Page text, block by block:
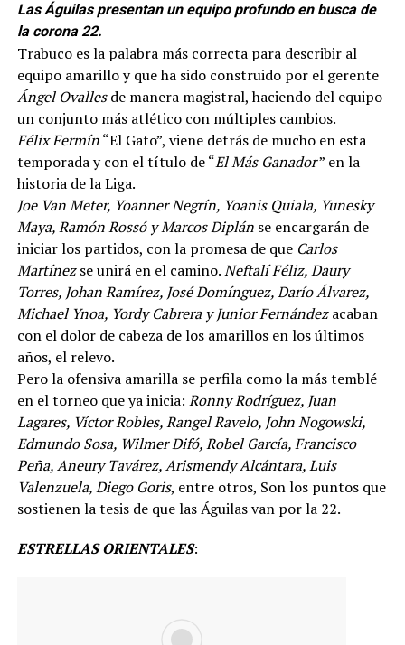
Las Águilas presentan un equipo profundo en busca de
la corona 22.
Trabuco es la palabra más correcta para describir al
equipo amarillo y que ha sido construido por el gerente
Ángel Ovallesde manera magistral, haciendo del equipo
un conjunto más atlético con múltiples cambios.
Félix Fermín“El Gato”, viene detrás de mucho en esta
temporada y con el título de “El Más Ganador” en la
historia de la Liga.
Joe Van Meter, Yoanner Negrín, Yoanis Quiala, Yunesky
Maya, Ramón Rossó y Marcos Diplánse encargarán de
iniciar los partidos, con la promesa de que Carlos
Martínezse unirá en el camino.Neftalí Féliz, Daury
Torres, Johan Ramírez, José Domínguez, Darío Álvarez,
Michael Ynoa, Yordy Cabrera y Junior Fernándezacaban
con el dolor de cabeza de los amarillos en los últimos
años, el relevo.
Pero la ofensiva amarilla se perfila como la más temblé
en el torneo que ya inicia: Ronny Rodríguez, Juan
Lagares, Víctor Robles, Rangel Ravelo, John Nogowski,
Edmundo Sosa, Wilmer Difó, Robel García, Francisco
Peña, Aneury Tavárez, Arismendy Alcántara, Luis
Valenzuela, Diego Goris, entre otros, Son los puntos que
sostienen la tesis de que las Águilas van por la 22.
ESTRELLAS ORIENTALES: